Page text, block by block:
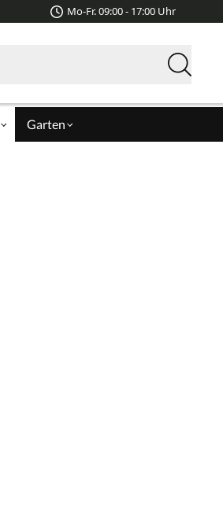
Mo-Fr. 09:00 - 17:00 Uhr
Garten